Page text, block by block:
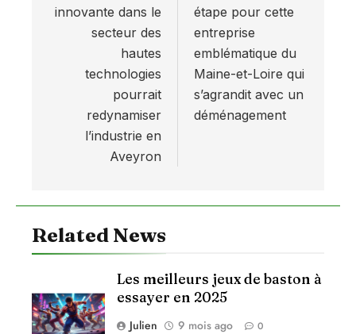
l’article
innovante dans le
secteur des
hautes
technologies
pourrait
redynamiser
l’industrie en
Aveyron
étape pour cette
entreprise
emblématique du
Maine-et-Loire qui
s’agrandit avec un
déménagement
Related News
Les meilleurs jeux de baston à
essayer en 2025
Julien 9 mois ago 0